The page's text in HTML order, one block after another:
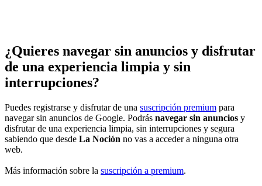
¿Quieres navegar sin anuncios y disfrutar
de una experiencia limpia y sin
interrupciones?
Puedes registrarse y disfrutar de una suscripción premium para
navegar sin anuncios de Google. Podrás navegar sin anuncios y
disfrutar de una experiencia limpia, sin interrupciones y segura
sabiendo que desde La Noción no vas a acceder a ninguna otra
web.
Más información sobre la suscripción a premium.